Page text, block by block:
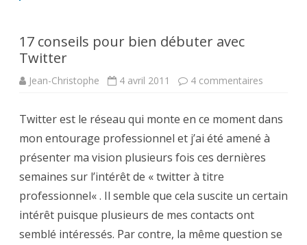
17 conseils pour bien débuter avec
Twitter
Jean-Christophe 4 avril 2011 4 commentaires
bien
débuter
avec
Twitter
Twitter est le réseau qui monte en ce moment dans
mon entourage professionnel et j’ai été amené à
présenter ma vision plusieurs fois ces dernières
semaines sur l’intérêt de « twitter à titre
professionnel« . Il semble que cela suscite un certain
intérêt puisque plusieurs de mes contacts ont
semblé intéressés. Par contre, la même question se